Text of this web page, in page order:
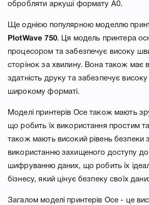
обробляти аркуші формату А0.
Ще однією популярною моделлю
PlotWave 750. Ця модель принтера
процесором та забезпечує високу
сторінок за хвилину. Вона також має
здатність друку та забезпечує
широкому форматі.
Моделі принтерів Oce також мають
що робить їх використання простим
також мають високий рівень безпеки
використанню захищеного доступу
шифруванню даних, що робить їх
бізнесу, який цінує безпеку своїх
Загалом моделі принтерів Oce - це